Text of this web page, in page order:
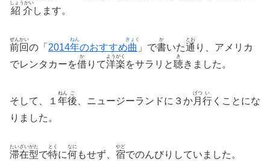
紹介
しょうかい
します。
前回
ぜんかい
の「 2014年
ねん
のおすすめ曲
きょく
」で書
か
いた通
とお
り、アメリカ
でレンタカーを借
か
りて洋楽
ようがく
をサラリと聴
き
きました。
そして、１ 年
ねん
後
ご
、ニュージーランドに３か月
げつ
行
い
くことにな
りました。
滞在型
たいざいがた
で特
とく
に何
なに
もせず、 宿
やど
でのんびりしていました。